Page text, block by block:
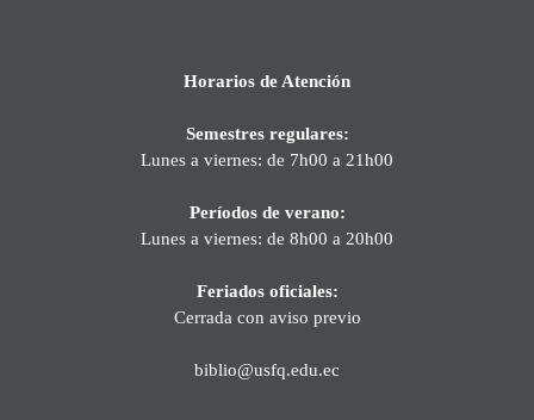
Horarios de Atención
Semestres regulares:
Lunes a viernes: de 7h00 a 21h00
Períodos de verano:
Lunes a viernes: de 8h00 a 20h00
Feriados oficiales:
Cerrada con aviso previo
biblio@usfq.edu.ec